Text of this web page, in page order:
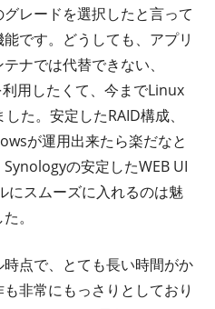
レードを選択したと言って
です。どうしても、アプリ
ナでは代替できない、
用したくて、今までLinux
た。安定したRAID構成、
が運用出来たら楽だなと
の安定したWEB UI
スムーズに入れるのは魅
。
点で、とても長い時間がか
非常にもっさりとしており